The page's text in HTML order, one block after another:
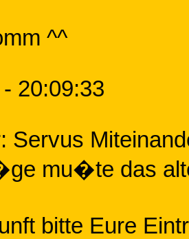
^^
20:09:33
Servus
mu�te das
bitte Eure